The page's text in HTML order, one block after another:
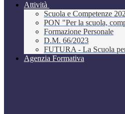
Attività
Scuola e Competenze
PON "Per la scuola,
Formazione Personale
D.M. 66/2023
FUTURA - La Scuola
Agenzia Formativa